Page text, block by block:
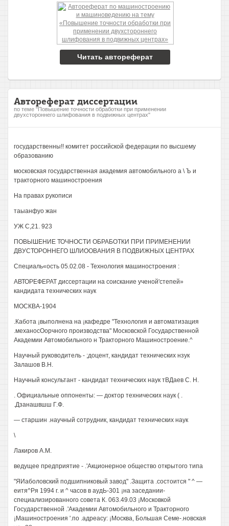
Читать автореферат
Автореферат диссертации
по теме "Повышение точности обработки при применении
двухстороннего шлифования в подвижных центрах"
государственны!! комитет российской федерации по высшему
образованию
московская государственная академия автомобильного а \ Ъ и
тракторного машиностроения
На правах рукописи
таыанфуо жан
УЖ С,21. 923
ПОВЫШЕНИЕ ТОЧНОСТИ ОБРАБОТКИ ПРИ ПРИМЕНЕНИИ
ДВУСТОРОННЕГО ШЛИООВАНИЯ В ПОДВИЖНЫХ ЦЕНТРАХ
Специаль«ость 05.02.08 - Технология машиностроения :
АВТОРЕФЕРАТ диссертации на соискание ученой'степей»
кандидата технических наук
МОСКВА-1904
.Кабота ¡выполнена на ¡кафедре "Технология и автоматизация
.механосОорчного производства" Московской Государственной
Академии Автомобильного н Тракторного Машиностроение.^
Научный руководитель - ;доцент, кандидат технических нзук
Залашов В.Н.
Научный консультант - кандидат технических наук тВДаев С. Н.
. Официальные оппоненты: — доктор технических наук ( .
.Дзанашвшш Г.Ф.
— старшин .научный сотрудник, кандидат технических наук
\
Лакиров А.М.
ведущее предприятие - .'Акционерное общество открытого типа
"ЯИаболовский подшипниковый завод" .Защита .состоится " ^ —
еитя^Ря 1994 г. и ^ часов в аудЬ-301 ¡на заседании-
специализированного совета К. 063.49.03 ¡Московкой
Государственной .'Академии Автомобильного и Тракторного
¡Машиностроения '.по .адреасу: ¡Москва, Большая Семе-.новская